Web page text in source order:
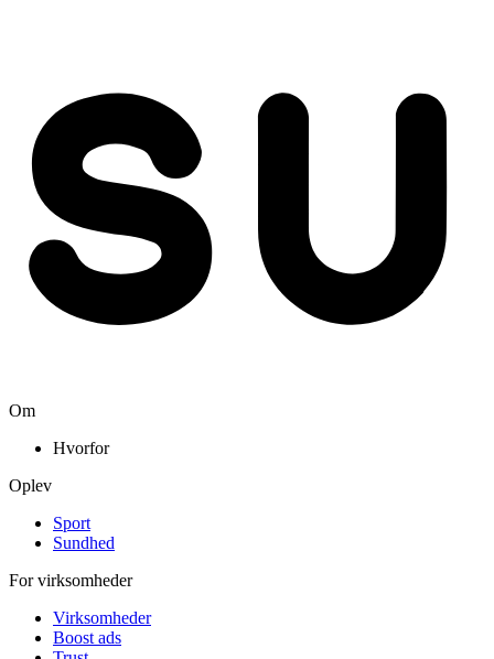
Om
Hvorfor
Oplev
Sport
Sundhed
For virksomheder
Virksomheder
Boost ads